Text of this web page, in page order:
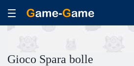
Gioco Spara bolle